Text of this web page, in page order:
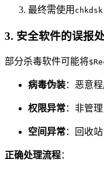
最终需使用
3. 安全软件的误报
部分杀毒软件可能将
病毒伪装：恶意
权限异常：非管
空间异常：回收
正确处理流程：